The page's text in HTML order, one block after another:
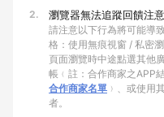
2. 瀏覽器無法追蹤回饋注
請注意以下行為將可能導
格：使用無痕視窗 / 私密
頁面瀏覽時中途點選其他
帳﹙註：合作商家之APP
合作商家名單 ﹚、或使用
者。